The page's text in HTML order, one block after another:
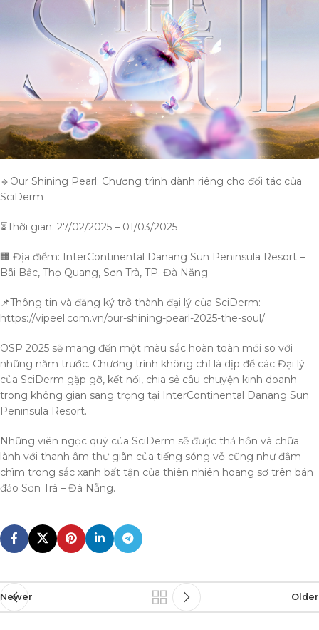
🔹Our Shining Pearl: Chương trình dành riêng cho đối tác của
SciDerm
⏳Thời gian: 27/02/2025 – 01/03/2025
🏢 Địa điểm: InterContinental Danang Sun Peninsula Resort –
Bãi Bắc, Thọ Quang, Sơn Trà, TP. Đà Nẵng
📌Thông tin và đăng ký trở thành đại lý của SciDerm:
https://vipeel.com.vn/our-shining-pearl-2025-the-soul/
OSP 2025 sẽ mang đến một màu sắc hoàn toàn mới so với
những năm trước. Chương trình không chỉ là dịp để các Đại lý
của SciDerm gặp gỡ, kết nối, chia sẻ câu chuyện kinh doanh
trong không gian sang trọng tại InterContinental Danang Sun
Peninsula Resort.
Những viên ngọc quý của SciDerm sẽ được thả hồn và chữa
lành với thanh âm thư giãn của tiếng sóng vỗ cũng như đắm
chìm trong sắc xanh bất tận của thiên nhiên hoang sơ trên bán
đảo Sơn Trà – Đà Nẵng.
Newer Older